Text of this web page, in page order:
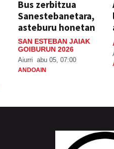
Bus zerbitzua
Sanestebanetara,
asteburu honetan
SAN ESTEBAN JAIAK
GOIBURUN 2026
Aiurri abu 05, 07:00
ANDOAIN